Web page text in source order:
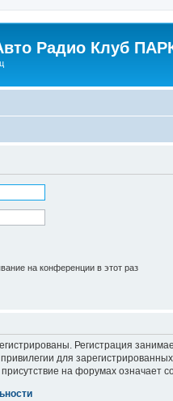
Радио Клуб
на конференции в этот раз
Регистрация
для
на форумах означает